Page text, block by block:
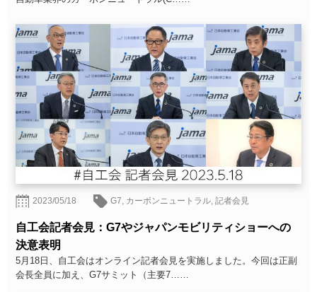
2023/05/18 G7, カーボンニュートラル,記者会見
自工会記者会見：G7やジャパンモビリティショーへの
決意表明
5月18日、自工会はオンライン記者会見を実施しました。今回は正副
会長全員に加え、G7サミット（主要7……